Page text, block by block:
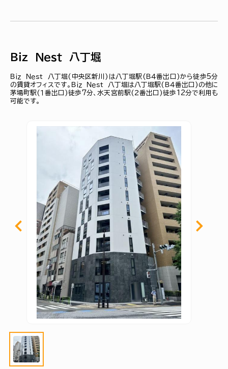
Ｂｉｚ Ｎｅｓｔ 八丁堀
Ｂｉｚ Ｎｅｓｔ 八丁堀(中央区新川)は八丁堀駅(Ｂ４番出口)から徒歩5分
の賃貸オフィスです。Ｂｉｚ Ｎｅｓｔ 八丁堀は八丁堀駅(Ｂ４番出口)の他に
茅場町駅(１番出口)徒歩7分、水天宮前駅(２番出口)徒歩12分で利用も
可能です。